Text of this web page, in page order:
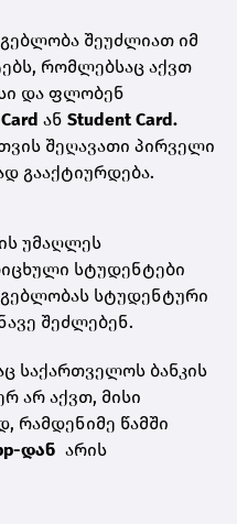
შეუძლიათ იმ
რომლებსაც აქვთ
და ფლობენ
ან Student Card.
შეღავათი პირველი
გააქტიურდება.
უმაღლეს
სტუდენტები
სტუდენტური
შეძლებენ.
საქართველოს ბანკის
არ აქვთ, მისი
რამდენიმე წამში
დან არის